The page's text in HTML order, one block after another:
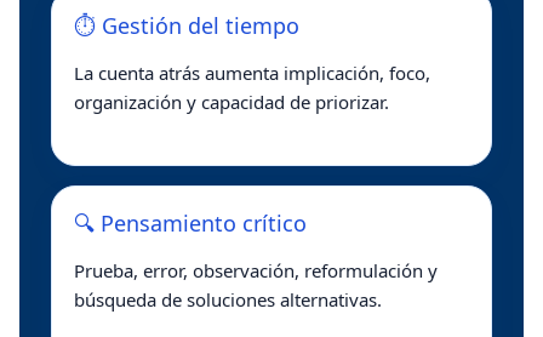
⏱️ Gestión del tiempo
La cuenta atrás aumenta implicación, foco,
organización y capacidad de priorizar.
🔍 Pensamiento crítico
Prueba, error, observación, reformulación y
búsqueda de soluciones alternativas.